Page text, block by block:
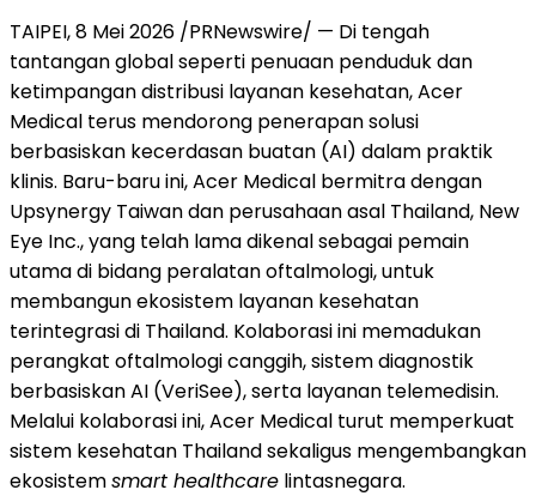
TAIPEI, 8 Mei 2026 /PRNewswire/ — Di tengah
tantangan global seperti penuaan penduduk dan
ketimpangan distribusi layanan kesehatan, Acer
Medical terus mendorong penerapan solusi
berbasiskan kecerdasan buatan (AI) dalam praktik
klinis. Baru-baru ini, Acer Medical bermitra dengan
Upsynergy Taiwan dan perusahaan asal Thailand, New
Eye Inc., yang telah lama dikenal sebagai pemain
utama di bidang peralatan oftalmologi, untuk
membangun ekosistem layanan kesehatan
terintegrasi di Thailand. Kolaborasi ini memadukan
perangkat oftalmologi canggih, sistem diagnostik
berbasiskan AI (VeriSee), serta layanan telemedisin.
Melalui kolaborasi ini, Acer Medical turut memperkuat
sistem kesehatan Thailand sekaligus mengembangkan
ekosistemsmart healthcare lintasnegara.